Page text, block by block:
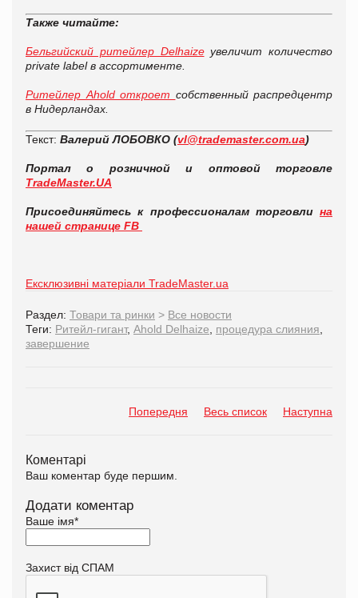
Также читайте:
Бельгийский ритейлер Delhaizeувеличит количество
private label в ассортименте.
Ритейлер Ahold откроет собственный распредцентр
в Нидерландах.
Текст: Валерий ЛОБОВКО (vl@trademaster.com.ua)
Портал о розничной и оптовой торговле
TradeMaster.UA
Присоединяйтесь к профессионалам торговли на
нашей странице FB
Ексклюзивні матеріали TradeMaster.ua
Раздел: Товари та ринки > Все новости
Теги: Ритейл-гигант, Ahold Delhaize процедура слияния
завершение
Попередня Весь список Наступна
Коментарі
Ваш коментар буде першим.
Додати коментар
Ваше імя*
Захист від СПАМ